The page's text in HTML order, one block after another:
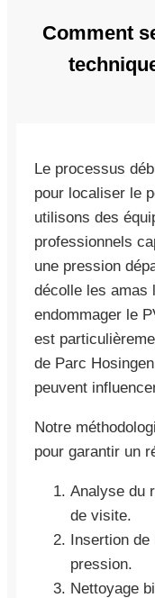
Comment
Le processus
pour localiser le
utilisons des
professionnels
une pression
décolle les amas
endommager le
est
de Parc
peuvent
Notre
pour garantir un
Analyse du
de visite.
Insertion de
pression.
Nettoyage